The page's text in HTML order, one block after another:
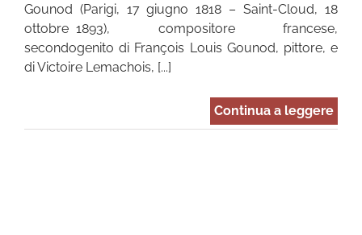
Gounod (Parigi, 17 giugno 1818 – Saint-Cloud, 18
ottobre 1893), compositore francese,
secondogenito di François Louis Gounod, pittore, e
di Victoire Lemachois, [...]
Continua a leggere